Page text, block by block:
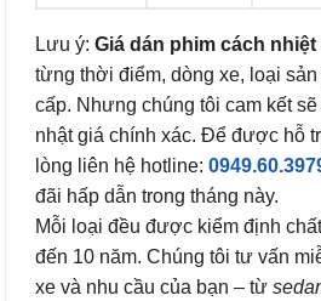
Lưu ý: Giá dán phim cách nhiệt
từng thời điểm, dòng xe, loại
cấp. Nhưng chúng tôi cam kết
nhật giá chính xác. Để được hỗ
lòng liên hệ hotline:
đãi hấp dẫn trong tháng này.
Mỗi loại đều được kiểm định
đến 10 năm. Chúng tôi tư vấn
xe và nhu cầu của bạn – từ